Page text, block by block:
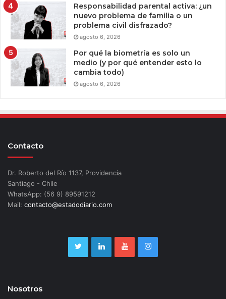
Responsabilidad parental activa: ¿un
nuevo problema de familia o un
problema civil disfrazado?
agosto 6, 2026
Por qué la biometría es solo un
medio (y por qué entender esto lo
cambia todo)
agosto 6, 2026
Contacto
Dr. Roberto del Río 1137, Providencia
Santiago - Chile
WhatsApp: (56 9) 89591212
Mail: contacto@estadodiario.com
Nosotros